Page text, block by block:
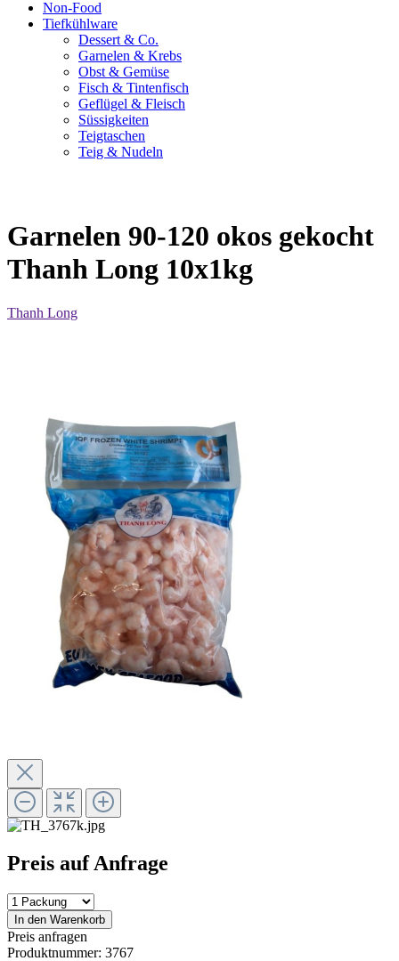
Non-Food
Tiefkühlware
Dessert & Co.
Garnelen & Krebs
Obst & Gemüse
Fisch & Tintenfisch
Geflügel & Fleisch
Süssigkeiten
Teigtaschen
Teig & Nudeln
Garnelen 90-120 okos gekocht
Thanh Long 10x1kg
Thanh Long
Preis auf Anfrage
In den Warenkorb
Preis anfragen
Produktnummer: 3767